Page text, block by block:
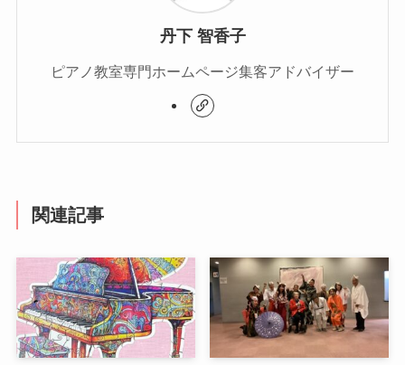
丹下 智香子
ピアノ教室専門ホームページ集客アドバイザー
関連記事